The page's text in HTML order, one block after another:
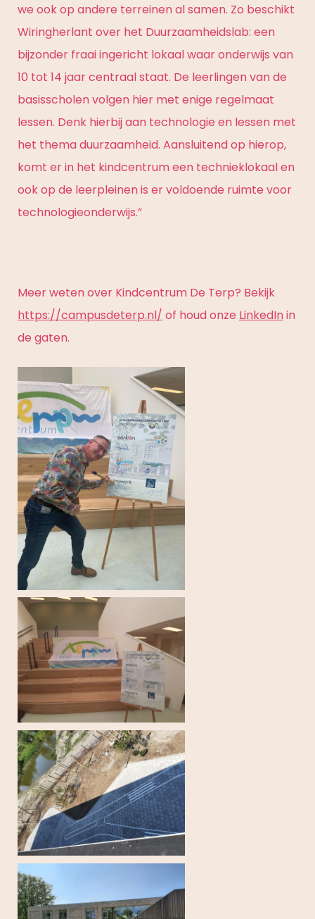
we ook op andere terreinen al samen. Zo beschikt
Wiringherlant over het Duurzaamheidslab: een
bijzonder fraai ingericht lokaal waar onderwijs van
10 tot 14 jaar centraal staat. De leerlingen van de
basisscholen volgen hier met enige regelmaat
lessen. Denk hierbij aan technologie en lessen met
het thema duurzaamheid. Aansluitend op hierop,
komt er in het kindcentrum een technieklokaal en
ook op de leerpleinen is er voldoende ruimte voor
technologieonderwijs.”
Meer weten over Kindcentrum De Terp? Bekijk
https://campusdeterp.nl/ of houd onze LinkedInin
de gaten.